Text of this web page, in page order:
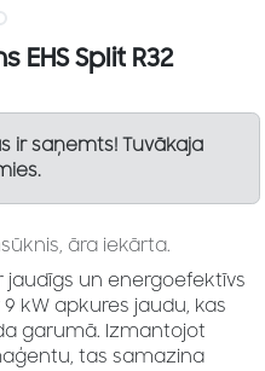
Split R32
ir saņemts! Tuvākaja
āra iekārta.
jaudīgs un energoefektīvs
kW apkures jaudu, kas
garumā. Izmantojot
tas samazina